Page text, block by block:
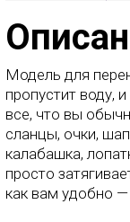
Модель для
пропустит воду,
все, что вы
сланцы, очки,
калабашка,
просто
как вам удобно